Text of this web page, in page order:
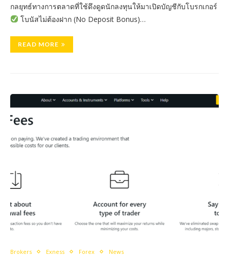
กลยุทธ์ทางการตลาดที่ใช้ดึงดูดนักลงทุนให้มาเปิดบัญชีกับโบรกเกอร์
โบนัสไม่ต้องฝาก (No Deposit Bonus)…
READ MORE
Brokers Exness Forex News